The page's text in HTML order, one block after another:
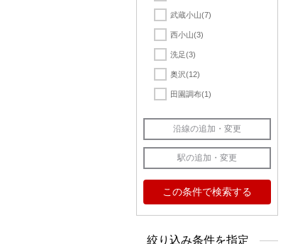
武蔵小山(7)
西小山(3)
洗足(3)
奥沢(12)
田園調布(1)
絞り込み条件を指定